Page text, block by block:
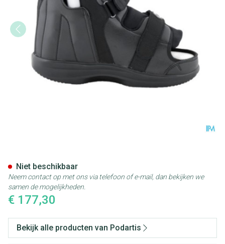
€ 177,30
Niet beschikbaar
Neem contact op met ons via telefoon of e-mail, dan bekijken we
samen de mogelijkheden.
Bekijk alle producten van Podartis